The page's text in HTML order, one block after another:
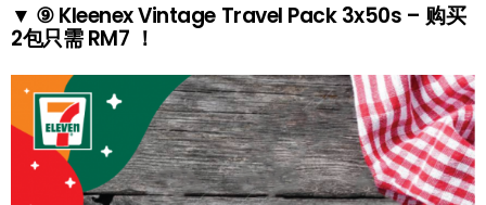
▼ ⑨ Kleenex Vintage Travel Pack 3x50s – 购买
2包只需 RM7 ！